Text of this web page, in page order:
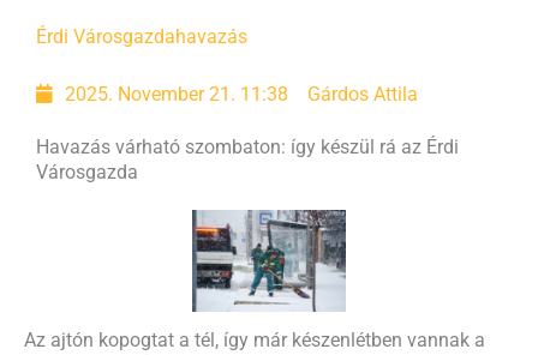
Érdi Városgazdahavazás
2025. November 21. 11:38 Gárdos Attila
Havazás várható szombaton: így készül rá az Érdi
Városgazda
Az ajtón kopogtat a tél, így már készenlétben vannak a